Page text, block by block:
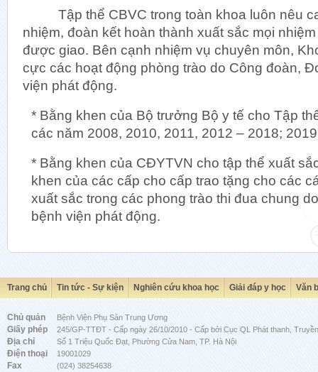
Tập thể CBVC trong toàn khoa luôn nêu
nhiệm, đoàn kết hoàn thành xuất sắc mọi
được giao. Bên cạnh nhiệm vụ chuyên môn,
cực các hoạt động phòng trào do Công đoàn,
viện phát động.
* Bằng khen của Bộ trưởng Bộ y tế cho Tập
các năm 2008, 2010, 2011, 2012 – 2018;
* Bằng khen của CĐYTVN cho tập thể xuất
khen của các cấp cho cấp trao tặng cho các
xuất sắc trong các phong trào thi đua chung
bệnh viện phát động.
Trang chủ Tin tức - Sự kiện Nghiên cứu khoa học Giải đáp y học Văn
Chủ quản Bệnh Viện Phụ Sản Trung Ương
Giấy phép 245/GP-TTĐT - Cấp ngày 26/10/2010 - Cấp bởi Cục QL Phát thanh,
Địa chỉ Số 1 Triệu Quốc Đạt, Phường Cửa Nam, TP. Hà Nội
Điện thoại 19001029
Fax (024) 38254638